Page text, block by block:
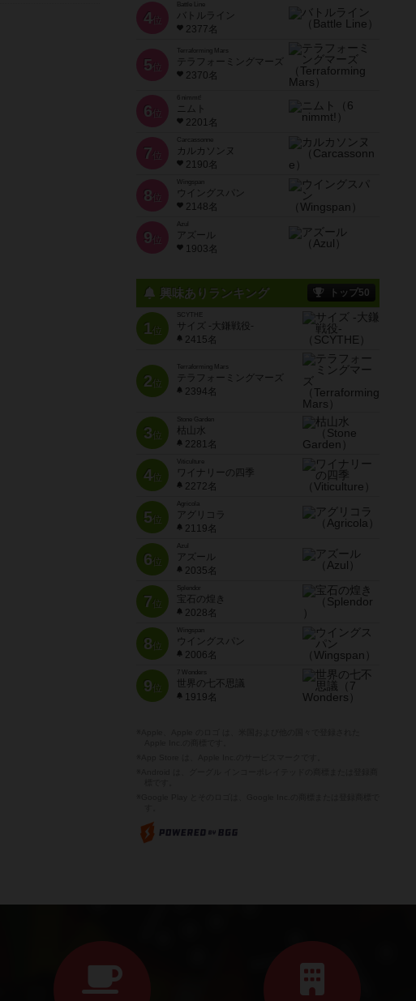
4位
Battle Line
バトルライン
2377名
5 位
Terraforming Mars
テラフォーミングマーズ
2370名
6 位
ニムト
2201名
7 位
Carcassonne
カルカソンヌ
2190名
8 位
Wingspan
ウイングスパン
2148名
9 位
Azul
アズール
1903名
興味ありランキング トップ50
1位
SCYTHE
サイズ -大鎌戦役-
2415名
2位
Terraforming Mars
テラフォーミングマーズ
2394名
3位
Stone Garden
枯山水
2281名
4位
Viticulture
ワイナリーの四季
2272名
5位
Agricola
アグリコラ
2119名
6位
Azul
アズール
2035名
7位
宝石の煌き
2028名
8位
Wingspan
ウイングスパン
2006名
9位
7 Wonders
世界の七不思議
1919名